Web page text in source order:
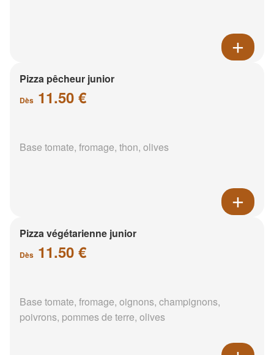
Pizza pêcheur junior
Dès 11.50 €
Base tomate, fromage, thon, olives
Pizza végétarienne junior
Dès 11.50 €
Base tomate, fromage, oignons, champignons,
poivrons, pommes de terre, olives